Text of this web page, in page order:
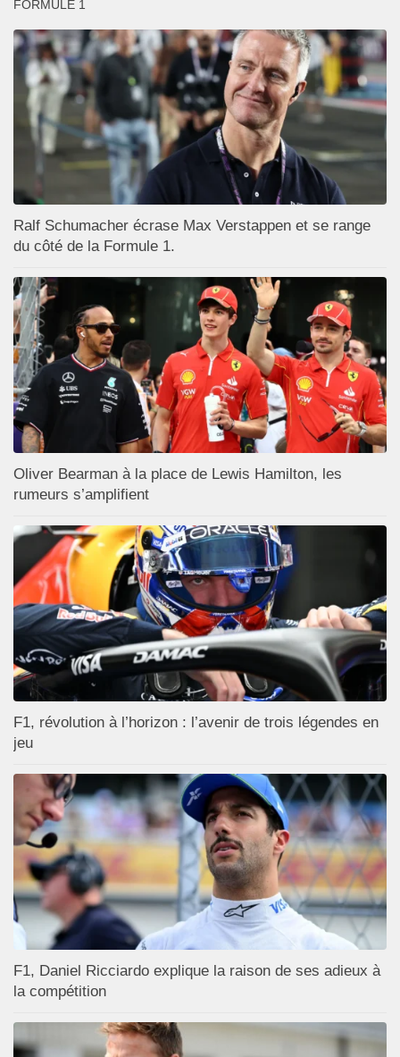
FORMULE 1
Ralf Schumacher écrase Max Verstappen et se range
du côté de la Formule 1.
Oliver Bearman à la place de Lewis Hamilton, les
rumeurs s’amplifient
F1, révolution à l’horizon : l’avenir de trois légendes en
jeu
F1, Daniel Ricciardo explique la raison de ses adieux à
la compétition